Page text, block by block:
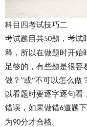
科目四考试技巧二
考试题目共50题，考试
释，所以在做题时开始
足够的，有些题是很容
做？”或“不可以怎么做
以看题时要逐字逐句看
错误，如果做错6道题
为90分才合格。